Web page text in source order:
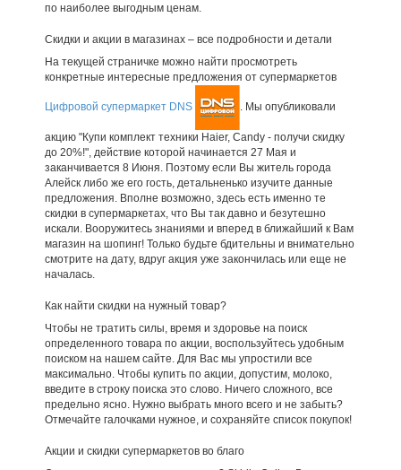
по наиболее выгодным ценам.
Скидки и акции в магазинах – все подробности и детали
На текущей страничке можно найти просмотреть
конкретные интересные предложения от супермаркетов
Цифровой супермаркет DNS . Мы опубликовали
акцию "Купи комплект техники Haier, Candy - получи скидку
до 20%!", действие которой начинается 27 Мая и
заканчивается 8 Июня. Поэтому если Вы житель города
Алейск либо же его гость, детальненько изучите данные
предложения. Вполне возможно, здесь есть именно те
скидки в супермаркетах, что Вы так давно и безутешно
искали. Вооружитесь знаниями и вперед в ближайший к Вам
магазин на шопинг! Только будьте бдительны и внимательно
смотрите на дату, вдруг акция уже закончилась или еще не
началась.
Как найти скидки на нужный товар?
Чтобы не тратить силы, время и здоровье на поиск
определенного товара по акции, воспользуйтесь удобным
поиском на нашем сайте. Для Вас мы упростили все
максимально. Чтобы купить по акции, допустим, молоко,
введите в строку поиска это слово. Ничего сложного, все
предельно ясно. Нужно выбрать много всего и не забыть?
Отмечайте галочками нужное, и сохраняйте список покупок!
Акции и скидки супермаркетов во благо